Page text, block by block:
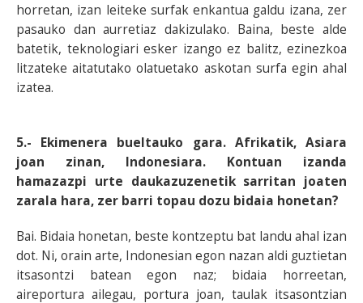
horretan, izan leiteke surfak enkantua galdu izana, zer
pasauko dan aurretiaz dakizulako. Baina, beste alde
batetik, teknologiari esker izango ez balitz, ezinezkoa
litzateke aitatutako olatuetako askotan surfa egin ahal
izatea.
5.- Ekimenera bueltauko gara. Afrikatik, Asiara
joan zinan, Indonesiara. Kontuan izanda
hamazazpi urte daukazuzenetik sarritan joaten
zarala hara, zer barri topau dozu bidaia honetan?
Bai. Bidaia honetan, beste kontzeptu bat landu ahal izan
dot. Ni, orain arte, Indonesian egon nazan aldi guztietan
itsasontzi batean egon naz; bidaia horreetan,
aireportura ailegau, portura joan, taulak itsasontzian